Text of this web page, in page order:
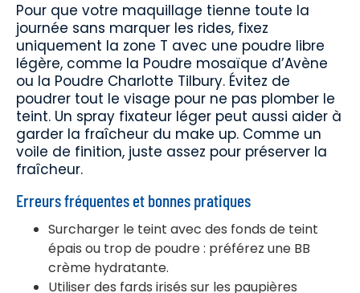
Pour que votre maquillage tienne toute la
journée sans marquer les rides, fixez
uniquement la zone T avec une poudre libre
légère, comme la Poudre mosaïque d’Avène
ou la Poudre Charlotte Tilbury. Évitez de
poudrer tout le visage pour ne pas plomber le
teint. Un spray fixateur léger peut aussi aider à
garder la fraîcheur du make up. Comme un
voile de finition, juste assez pour préserver la
fraîcheur.
Erreurs fréquentes et bonnes pratiques
Surcharger le teint avec des fonds de teint
épais ou trop de poudre : préférez une BB
crème hydratante.
Utiliser des fards irisés sur les paupières